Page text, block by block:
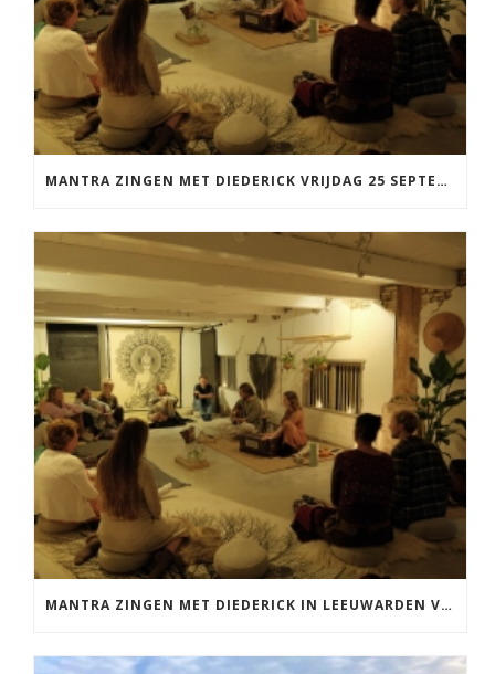
MANTRA ZINGEN MET DIEDERICK VRIJDAG 25 SEPTEMBER EN 20 NOVEMBER
MANTRA ZINGEN MET DIEDERICK IN LEEUWARDEN VRIJDAG 12 JUNI KIRTAN